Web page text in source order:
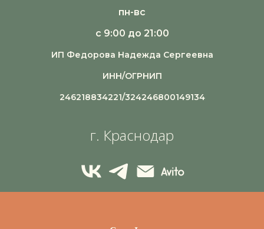
пн-вс
с 9:00 до 21:00
ИП Федорова Надежда Сергеевна
ИНН/ОГРНИП
246218834221/324246800149134
г. Краснодар